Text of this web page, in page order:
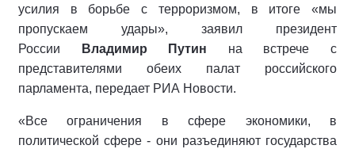
усилия в борьбе с терроризмом, в итоге «мы
пропускаем удары», заявил президент
России
Владимир Путин на встрече с
представителями обеих палат российского
парламента, передает РИА Новости.
«Все ограничения в сфере экономики, в
политической сфере - они разъединяют государства